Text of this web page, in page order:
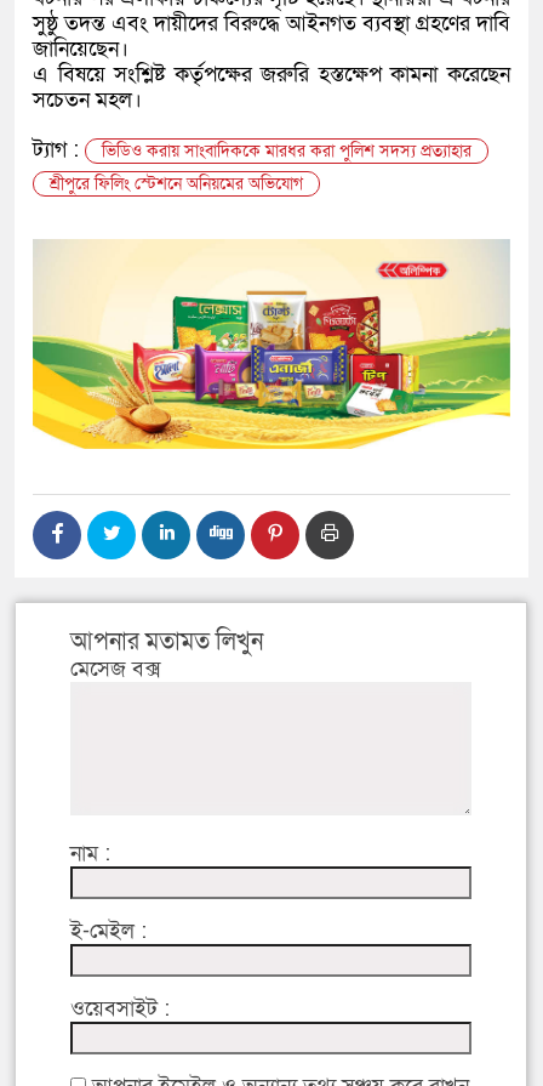
সুষ্ঠু তদন্ত এবং দায়ীদের বিরুদ্ধে আইনগত ব্যবস্থা গ্রহণের দাবি
জানিয়েছেন।
এ বিষয়ে সংশ্লিষ্ট কর্তৃপক্ষের জরুরি হস্তক্ষেপ কামনা করেছেন
সচেতন মহল।
ট্যাগ :
ভিডিও করায় সাংবাদিককে মারধর করা পুলিশ সদস্য প্রত্যাহার
শ্রীপুরে ফিলিং স্টেশনে অনিয়মের অভিযোগ
আপনার মতামত লিখুন
মেসেজ বক্স
নাম :
ই-মেইল :
ওয়েবসাইট :